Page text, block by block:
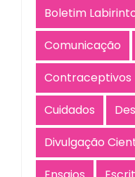
Boletim
Comunicação
Contraceptivos
Cuidados
Divulgação